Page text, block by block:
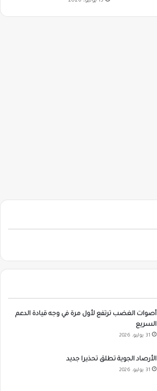
أصوات الغضب ترتفع لأول مرة في وجه قيادة الدعم
السريع
31 يوليو، 2026
الأرصاد الجوية تطلق تحذيرا جديد
31 يوليو، 2026